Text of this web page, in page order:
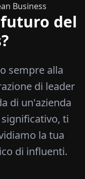
Business
del
sempre alla
di leader
di un'azienda
ti
la tua
di influenti.